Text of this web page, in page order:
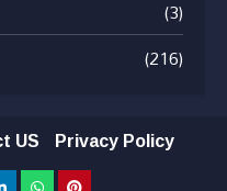
(3)
(216)
US Privacy Policy
Whatsapp
Pinterest